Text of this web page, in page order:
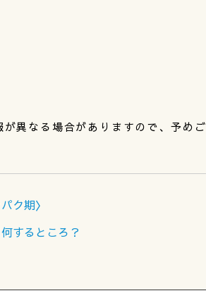
異なる場合がありますので、予めご
ク期〉
するところ？